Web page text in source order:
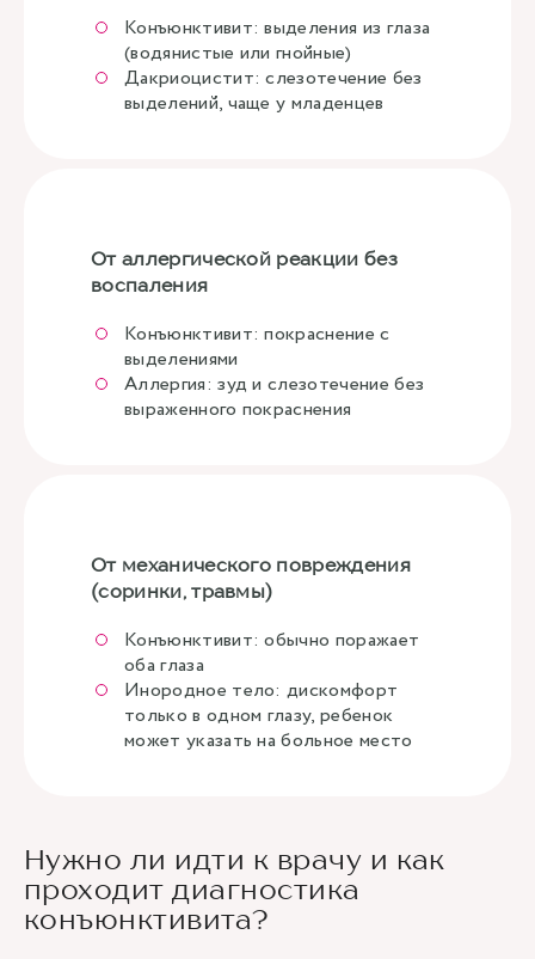
Конъюнктивит: выделения из глаза
(водянистые или гнойные)
Дакриоцистит: слезотечение без
выделений, чаще у младенцев
От аллергической реакции без
воспаления
Конъюнктивит: покраснение с
выделениями
Аллергия: зуд и слезотечение без
выраженного покраснения
От механического повреждения
(соринки, травмы)
Конъюнктивит: обычно поражает
оба глаза
Инородное тело: дискомфорт
только в одном глазу, ребенок
может указать на больное место
Нужно ли идти к врачу и как
проходит диагностика
конъюнктивита?